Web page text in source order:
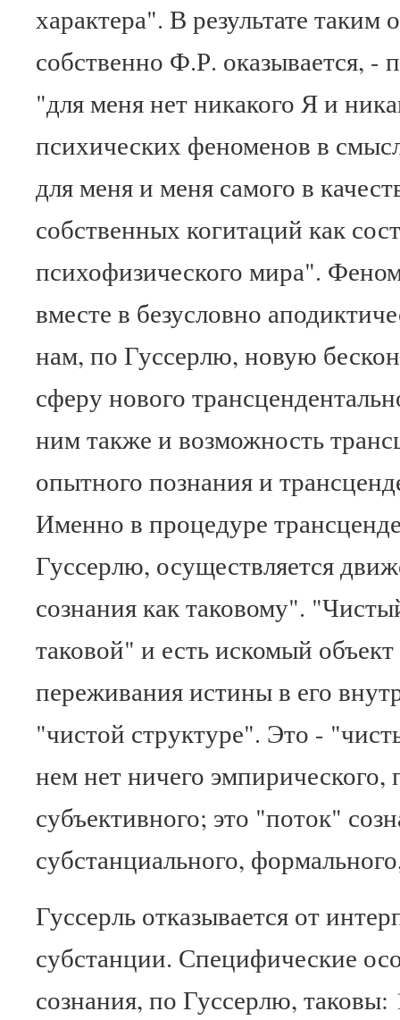
характера". В результате таким
собственно Ф.Р. оказывается, -
"для меня нет никакого Я и
психических феноменов в
для меня и меня самого в
собственных когитаций как
психофизического мира".
вместе в безусловно
нам, по Гуссерлю, новую
сферу нового
ним также и возможность
опытного познания и
Именно в процедуре
Гуссерлю, осуществляется
сознания как таковому".
таковой" и есть искомый
переживания истины в его
"чистой структуре". Это -
нем нет ничего эмпирического,
субъективного; это "поток"
субстанциального,
Гуссерль отказывается от
субстанции. Специфические
сознания, по Гуссерлю, таковы: